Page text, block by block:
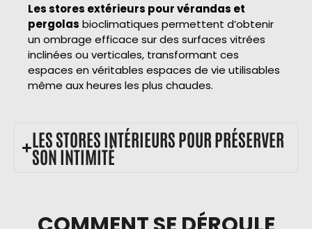
Les stores extérieurs pour vérandas et
pergolas bioclimatiques permettent d’obtenir
un ombrage efficace sur des surfaces vitrées
inclinées ou verticales, transformant ces
espaces en véritables espaces de vie utilisables
même aux heures les plus chaudes.
LES STORES INTÉRIEURS POUR PRÉSERVER
SON INTIMITÉ